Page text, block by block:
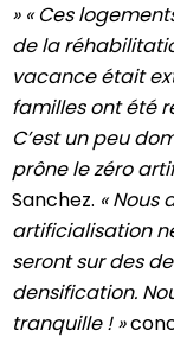
» « Ces
de la
vacance était
familles ont été
C’est un peu
prône le zéro
Sanchez. « Nous
artificialisation
seront sur des
densification.
tranquille ! »